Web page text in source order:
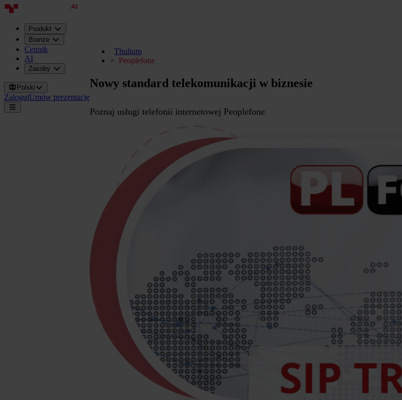
Produkt
Branże
Cennik
AI
Zasoby
Polski
ZalogujUmów prezentację
Thulium
Peoplefone
Nowy standard telekomunikacji w biznesie
Poznaj usługi telefonii internetowej Peoplefone